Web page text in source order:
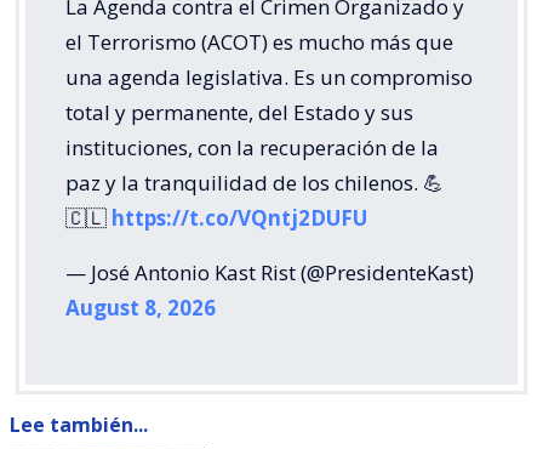
La Agenda contra el Crimen Organizado y
el Terrorismo (ACOT) es mucho más que
una agenda legislativa. Es un compromiso
total y permanente, del Estado y sus
instituciones, con la recuperación de la
paz y la tranquilidad de los chilenos. 💪
🇨🇱 https://t.co/VQntj2DUFU
— José Antonio Kast Rist (@PresidenteKast)
August 8, 2026
Lee también...